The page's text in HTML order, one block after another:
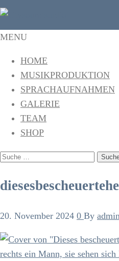
citysoundstudio
Das Tonstudio in Freiburg
MENU
HOME
MUSIKPRODUKTION
SPRACHAUFNAHMEN
GALERIE
TEAM
SHOP
SUCHE
20. November 2024 0 By admin